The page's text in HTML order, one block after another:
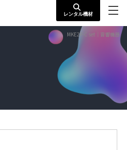
レンタル機材
MKE2P-C set｜音響機器